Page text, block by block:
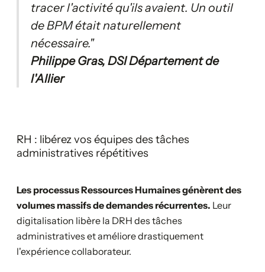
tracer l'activité qu'ils avaient. Un outil
de BPM était naturellement
nécessaire."
Philippe Gras, DSI Département de
l'Allier
RH : libérez vos équipes des tâches
administratives répétitives
Les processus Ressources Humaines génèrent des
volumes massifs de demandes récurrentes. Leur
digitalisation libère la DRH des tâches
administratives et améliore drastiquement
l'expérience collaborateur.